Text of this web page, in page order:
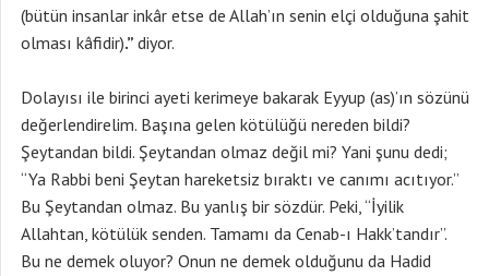
(bütün insanlar inkâr etse de Allah’ın senin elçi olduğuna şahit
olması kâfidir).” diyor.
Dolayısı ile birinci ayeti kerimeye bakarak Eyyup (as)’ın sözünü
değerlendirelim. Başına gelen kötülüğü nereden bildi?
Şeytandan bildi. Şeytandan olmaz değil mi? Yani şunu dedi;
“Ya Rabbi beni Şeytan hareketsiz bıraktı ve canımı acıtıyor.”
Bu Şeytandan olmaz. Bu yanlış bir sözdür. Peki, “İyilik
Allahtan, kötülük senden. Tamamı da Cenab-ı Hakk’tandır”.
Bu ne demek oluyor? Onun ne demek olduğunu da Hadid